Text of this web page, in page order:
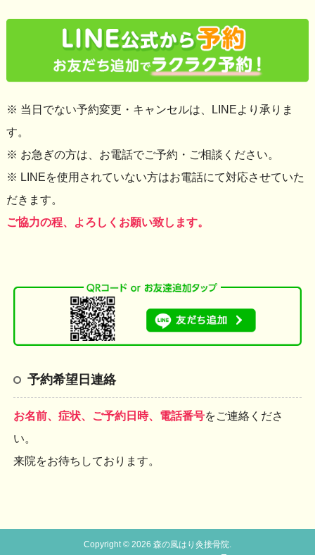
※ 当日でない予約変更・キャンセルは、LINEより承りま
す。
※ お急ぎの方は、お電話でご予約・ご相談ください。
※ LINEを使用されていない方はお電話にて対応させていた
だきます。
ご協力の程、よろしくお願い致します。
予約希望日連絡
お名前、症状、ご予約日時、電話番号をご連絡くださ
い。
来院をお待ちしております。
Copyright © 2026 森の風はり灸接骨院.